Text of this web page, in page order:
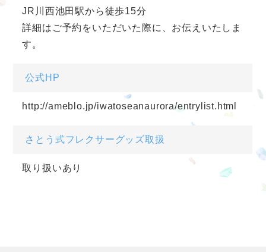
JR川西池田駅から徒歩15分
詳細はご予約をいただいた際に、お伝えいたしま
す。
公式HP
http://ameblo.jp/iwatoseanaurora/entrylist.html
さとう式フレクサーグッズ取扱
取り扱いあり